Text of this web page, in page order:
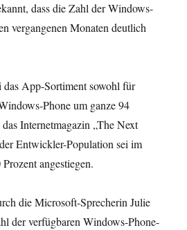
dass die Zahl der Windows-
vergangenen Monaten deutlich
App-Sortiment sowohl für
Phone um ganze 94
Internetmagazin „The Next
Entwickler-Population sei im
angestiegen.
die Microsoft-Sprecherin Julie
der verfügbaren Windows-Phone-